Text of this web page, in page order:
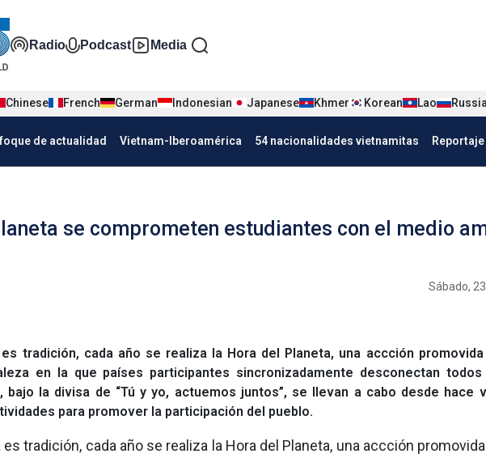
Đa phương tiện tiếng Tây ban nha
Radio Podcast Media
Chinese French German Indonesian Japanese Khmer Korean Lao
Tây Ban Nha
de actualidad Vietnam-Iberoamérica 54 nacionalidades vietnamitas
ban nha
se comprometen estudiantes con el medio
Sábado,
tradición, cada año se realiza la Hora del Planeta, una accción
en la que países participantes sincronizadamente desconectan
bajo la divisa de “Tú y yo, actuemos juntos”, se llevan a cabo desde hace
para promover la participación del pueblo.
tradición, cada año se realiza la Hora del Planeta, una accción